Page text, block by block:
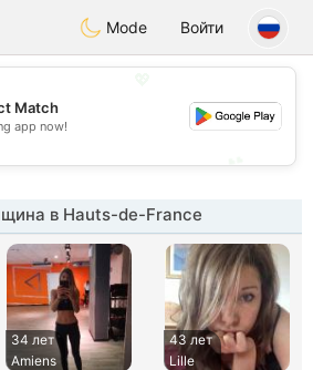
Dating
Mode Войти
💕
Match
app now!
в Hauts-de-France
34 лет
Amiens
43 лет
Lille